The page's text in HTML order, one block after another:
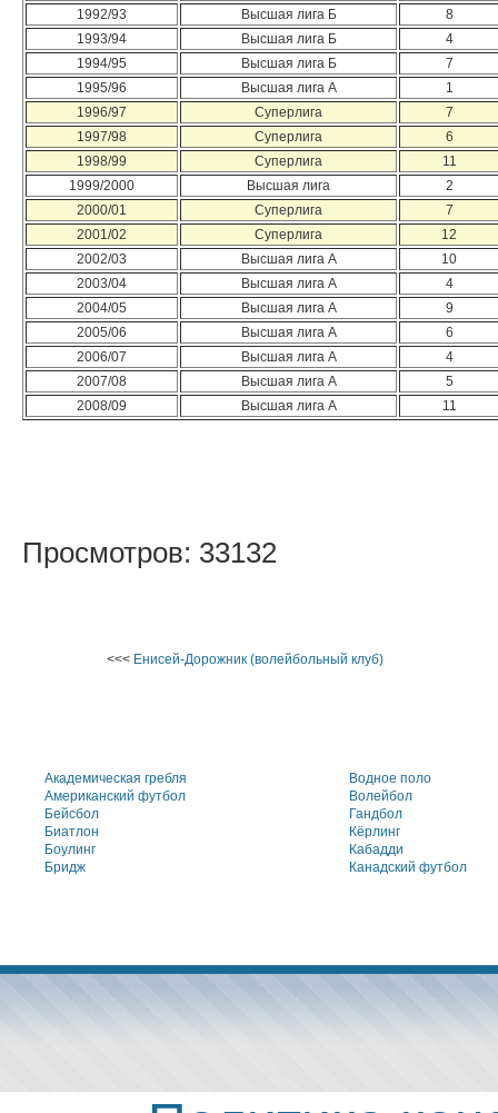
1992/93
Высшая лига Б
8
1993/94
Высшая лига Б
4
1994/95
Высшая лига Б
7
1995/96
Высшая лига А
1
1996/97
Суперлига
7
1997/98
Суперлига
6
1998/99
Суперлига
11
1999/2000
Высшая лига
2
2000/01
Суперлига
7
2001/02
Суперлига
12
2002/03
Высшая лига А
10
2003/04
Высшая лига А
4
2004/05
Высшая лига А
9
2005/06
Высшая лига А
6
2006/07
Высшая лига А
4
2007/08
Высшая лига А
5
2008/09
Высшая лига А 11
Просмотров: 33132
<<< Енисей-Дорожник (волейбольный клуб)
Академическая гребля
Американский футбол
Бейсбол
Биатлон
Боулинг
Бридж
Водное поло
Волейбол
Гандбол
Кёрлинг
Кабадди
Канадский футбол